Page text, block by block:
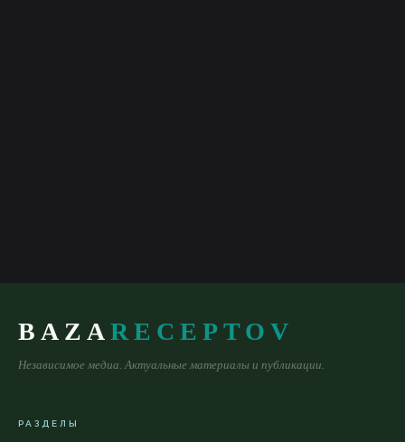
BAZARECEPTOV
Независимое медиа. Актуальные материалы и публикации.
РАЗДЕЛЫ